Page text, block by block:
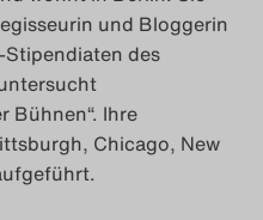
Blog
Blog
und Bloggerin
des
Bühnen“. Ihre
Chicago, New